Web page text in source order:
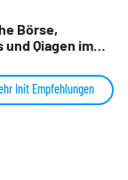
Börse,
Qiagen im
Init Empfehlungen